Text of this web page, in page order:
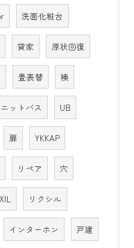
洗面化粧台
貸家 原状回復
畳表替 襖
ットバス UB
扉 YKKAP
リペア 穴
リクシル
インターホン 戸建